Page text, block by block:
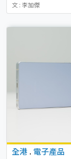
文 : 李加傑
全港 . 電子產品